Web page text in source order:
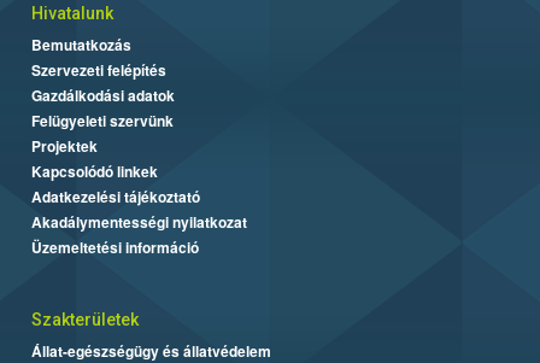
Hivatalunk
Bemutatkozás
Szervezeti felépítés
Gazdálkodási adatok
Felügyeleti szervünk
Projektek
Kapcsolódó linkek
Adatkezelési tájékoztató
Akadálymentességi nyilatkozat
Üzemeltetési információ
Szakterületek
Állat-egészségügy és állatvédelem